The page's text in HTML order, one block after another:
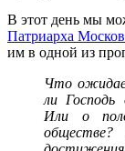
В этот день мы
Патриарха
им в одной из
Что
ли Господь
Или о